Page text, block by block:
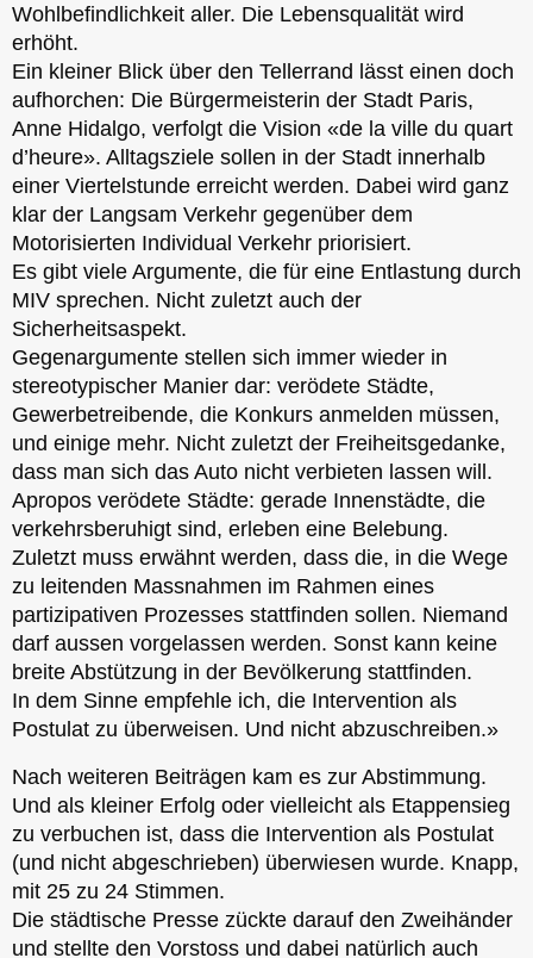
Wohlbefindlichkeit aller. Die Lebensqualität wird
erhöht.
Ein kleiner Blick über den Tellerrand lässt einen doch
aufhorchen: Die Bürgermeisterin der Stadt Paris,
Anne Hidalgo, verfolgt die Vision «de la ville du quart
d’heure». Alltagsziele sollen in der Stadt innerhalb
einer Viertelstunde erreicht werden. Dabei wird ganz
klar der Langsam Verkehr gegenüber dem
Motorisierten Individual Verkehr priorisiert.
Es gibt viele Argumente, die für eine Entlastung durch
MIV sprechen. Nicht zuletzt auch der
Sicherheitsaspekt.
Gegenargumente stellen sich immer wieder in
stereotypischer Manier dar: verödete Städte,
Gewerbetreibende, die Konkurs anmelden müssen,
und einige mehr. Nicht zuletzt der Freiheitsgedanke,
dass man sich das Auto nicht verbieten lassen will.
Apropos verödete Städte: gerade Innenstädte, die
verkehrsberuhigt sind, erleben eine Belebung.
Zuletzt muss erwähnt werden, dass die, in die Wege
zu leitenden Massnahmen im Rahmen eines
partizipativen Prozesses stattfinden sollen. Niemand
darf aussen vorgelassen werden. Sonst kann keine
breite Abstützung in der Bevölkerung stattfinden.
In dem Sinne empfehle ich, die Intervention als
Postulat zu überweisen. Und nicht abzuschreiben.»
Nach weiteren Beiträgen kam es zur Abstimmung.
Und als kleiner Erfolg oder vielleicht als Etappensieg
zu verbuchen ist, dass die Intervention als Postulat
(und nicht abgeschrieben) überwiesen wurde. Knapp,
mit 25 zu 24 Stimmen.
Die städtische Presse zückte darauf den Zweihänder
und stellte den Vorstoss und dabei natürlich auch